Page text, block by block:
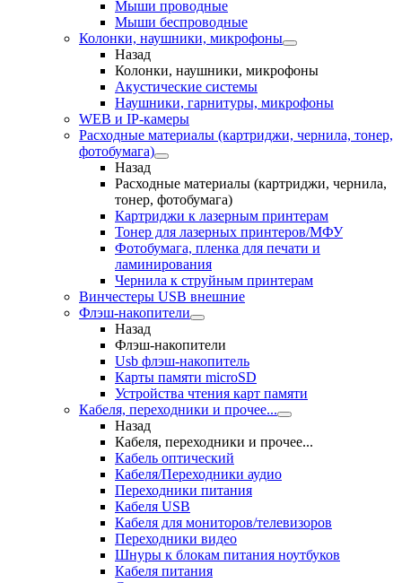
Мыши проводные
Мыши беспроводные
Колонки, наушники, микрофоны
Назад
Колонки, наушники, микрофоны
Акустические системы
Наушники, гарнитуры, микрофоны
WEB и IP-камеры
Расходные материалы (картриджи, чернила, тонер,
фотобумага)
Назад
Расходные материалы (картриджи, чернила,
тонер, фотобумага)
Картриджи к лазерным принтерам
Тонер для лазерных принтеров/МФУ
Фотобумага, пленка для печати и
ламинирования
Чернила к струйным принтерам
Винчестеры USB внешние
Флэш-накопители
Назад
Флэш-накопители
Usb флэш-накопитель
Карты памяти microSD
Устройства чтения карт памяти
Кабеля, переходники и прочее...
Назад
Кабеля, переходники и прочее...
Кабель оптический
Кабеля/Переходники аудио
Переходники питания
Кабеля USB
Кабеля для мониторов/телевизоров
Переходники видео
Шнуры к блокам питания ноутбуков
Кабеля питания